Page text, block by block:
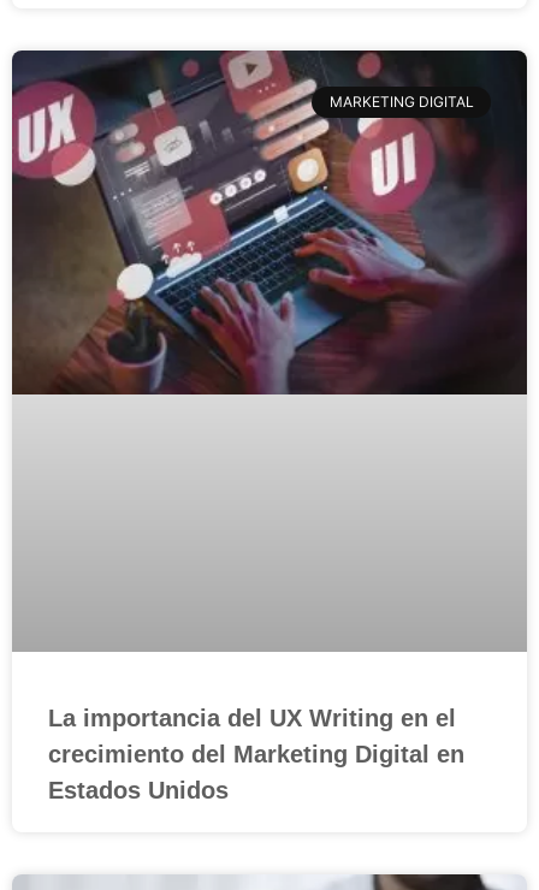
MARKETING DIGITAL
La importancia del UX Writing en el
crecimiento del Marketing Digital en
Estados Unidos